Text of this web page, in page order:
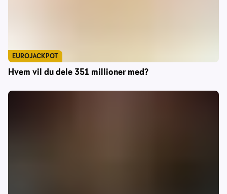
Hvem vil du dele 351 millioner med?
EUROJACKPOT